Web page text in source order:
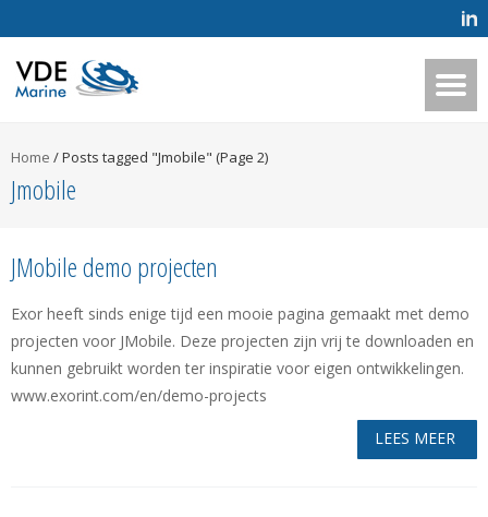
Home /Posts tagged "Jmobile" (Page 2)
Jmobile
JMobile demo projecten
Exor heeft sinds enige tijd een mooie pagina gemaakt met demo
projecten voor JMobile. Deze projecten zijn vrij te downloaden en
kunnen gebruikt worden ter inspiratie voor eigen ontwikkelingen.
www.exorint.com/en/demo-projects
LEES MEER